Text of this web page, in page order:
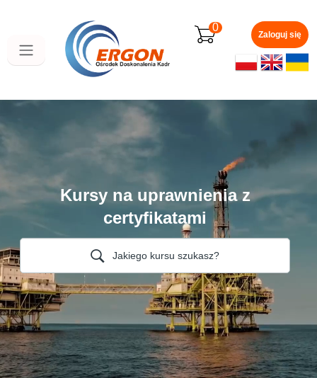
zawartości
0
Zaloguj się
Kursy na uprawnienia z
certyfikatami
Jakiego kursu szukasz?